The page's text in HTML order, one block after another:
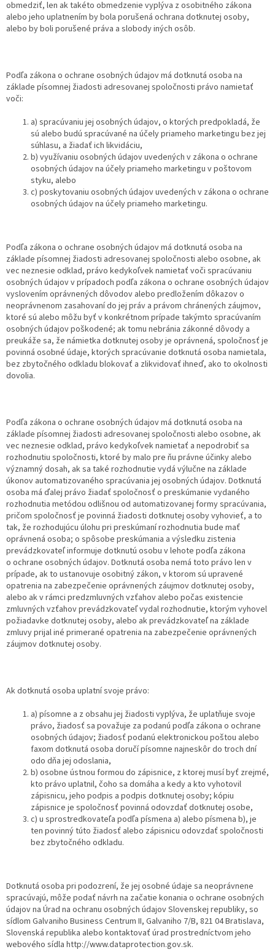
obmedziť, len ak takéto obmedzenie vyplýva z osobitného zákona
alebo jeho uplatnením by bola porušená ochrana dotknutej osoby,
alebo by boli porušené práva a slobody iných osôb.
Podľa zákona o ochrane osobných údajov má dotknutá osoba na
základe písomnej žiadosti adresovanej spoločnosti právo namietať
voči:
a) spracúvaniu jej osobných údajov, o ktorých predpokladá, že
sú alebo budú spracúvané na účely priameho marketingu bez jej
súhlasu, a žiadať ich likvidáciu,
b) využívaniu osobných údajov uvedených v zákona o ochrane
osobných údajov na účely priameho marketingu v poštovom
styku, alebo
c) poskytovaniu osobných údajov uvedených v zákona o ochrane
osobných údajov na účely priameho marketingu.
Podľa zákona o ochrane osobných údajov má dotknutá osoba na
základe písomnej žiadosti adresovanej spoločnosti alebo osobne, ak
vec neznesie odklad, právo kedykoľvek namietať voči spracúvaniu
osobných údajov v prípadoch podľa zákona o ochrane osobných údajov
vyslovením oprávnených dôvodov alebo predložením dôkazov o
neoprávnenom zasahovaní do jej práv a právom chránených záujmov,
ktoré sú alebo môžu byť v konkrétnom prípade takýmto spracúvaním
osobných údajov poškodené; ak tomu nebránia zákonné dôvody a
preukáže sa, že námietka dotknutej osoby je oprávnená, spoločnosť je
povinná osobné údaje, ktorých spracúvanie dotknutá osoba namietala,
bez zbytočného odkladu blokovať a zlikvidovať ihneď, ako to okolnosti
dovolia.
Podľa zákona o ochrane osobných údajov má dotknutá osoba na
základe písomnej žiadosti adresovanej spoločnosti alebo osobne, ak
vec neznesie odklad, právo kedykoľvek namietať a nepodrobiť sa
rozhodnutiu spoločnosti, ktoré by malo pre ňu právne účinky alebo
významný dosah, ak sa také rozhodnutie vydá výlučne na základe
úkonov automatizovaného spracúvania jej osobných údajov. Dotknutá
osoba má ďalej právo žiadať spoločnosť o preskúmanie vydaného
rozhodnutia metódou odlišnou od automatizovanej formy spracúvania,
pričom spoločnosť je povinná žiadosti dotknutej osoby vyhovieť, a to
tak, že rozhodujúcu úlohu pri preskúmaní rozhodnutia bude mať
oprávnená osoba; o spôsobe preskúmania a výsledku zistenia
prevádzkovateľ informuje dotknutú osobu v lehote podľa zákona
o ochrane osobných údajov. Dotknutá osoba nemá toto právo len v
prípade, ak to ustanovuje osobitný zákon, v ktorom sú upravené
opatrenia na zabezpečenie oprávnených záujmov dotknutej osoby,
alebo ak v rámci predzmluvných vzťahov alebo počas existencie
zmluvných vzťahov prevádzkovateľ vydal rozhodnutie, ktorým vyhovel
požiadavke dotknutej osoby, alebo ak prevádzkovateľ na základe
zmluvy prijal iné primerané opatrenia na zabezpečenie oprávnených
záujmov dotknutej osoby.
Ak dotknutá osoba uplatní svoje právo:
a) písomne a z obsahu jej žiadosti vyplýva, že uplatňuje svoje
právo, žiadosť sa považuje za podanú podľa zákona o ochrane
osobných údajov; žiadosť podanú elektronickou poštou alebo
faxom dotknutá osoba doručí písomne najneskôr do troch dní
odo dňa jej odoslania,
b) osobne ústnou formou do zápisnice, z ktorej musí byť zrejmé,
kto právo uplatnil, čoho sa domáha a kedy a kto vyhotovil
zápisnicu, jeho podpis a podpis dotknutej osoby; kópiu
zápisnice je spoločnosť povinná odovzdať dotknutej osobe,
c) u sprostredkovateľa podľa písmena a) alebo písmena b), je
ten povinný túto žiadosť alebo zápisnicu odovzdať spoločnosti
bez zbytočného odkladu.
Dotknutá osoba pri podozrení, že jej osobné údaje sa neoprávnene
spracúvajú, môže podať návrh na začatie konania o ochrane osobných
údajov na Úrad na ochranu osobných údajov Slovenskej republiky, so
sídlom Galvaniho Business Centrum II, Galvaniho 7/B, 821 04 Bratislava,
Slovenská republika alebo kontaktovať úrad prostredníctvom jeho
webového sídla http://www.dataprotection.gov.sk.